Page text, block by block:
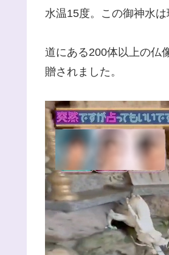
水温15度。この御神水
道にある200体以上の仏
贈されました。